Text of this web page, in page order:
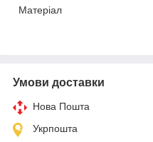
Матеріал
Умови доставки
Нова Пошта
Укрпошта